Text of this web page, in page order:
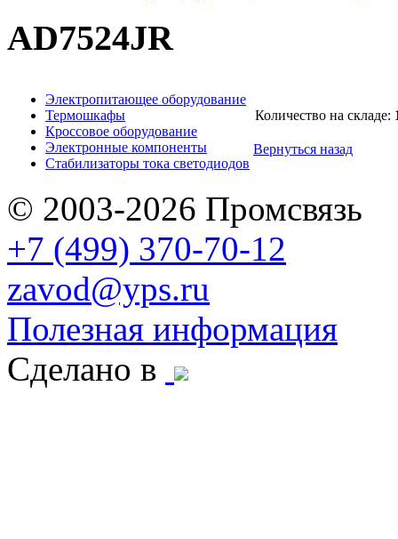
AD7524JR
Электропитающее оборудование
Термошкафы
Кроссовое оборудование
Электронные компоненты
Стабилизаторы тока светодиодов
Количество на складе:
Вернуться назад
© 2003-2026 Промсвязь
+7 (499) 370-70-12
zavod@yps.ru
Полезная информация
Сделано в